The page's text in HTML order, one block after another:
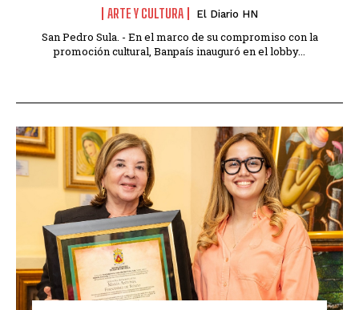
ARTE Y CULTURA El Diario HN
San Pedro Sula. - En el marco de su compromiso con la
promoción cultural, Banpaís inauguró en el lobby...